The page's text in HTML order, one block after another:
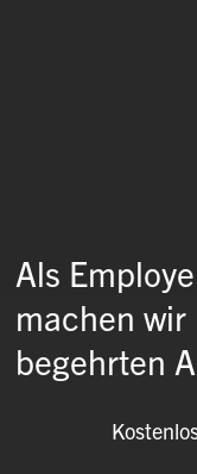
Als
machen
begehrten